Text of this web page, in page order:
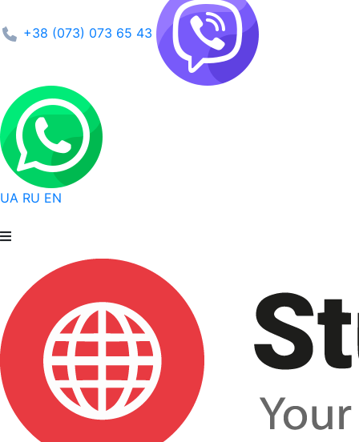
+38 (073) 073 65 43
UA RU EN